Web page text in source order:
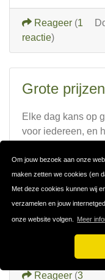
Om jouw bezoek aan onze
maken zetten we cookies (en
Met deze cookies kunnen wij
verzamelen en jouw
onze website volgen. Meer
Reageer (1
reactie)
Grote prijzen
Elke dag kans op
voor iedereen, en
Sterke punten
Elke dag een
Reageer (3